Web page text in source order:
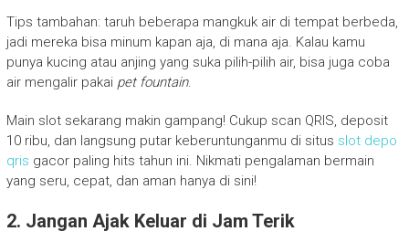
Tips tambahan: taruh beberapa mangkuk air di tempat berbeda,
jadi mereka bisa minum kapan aja, di mana aja. Kalau kamu
punya kucing atau anjing yang suka pilih-pilih air, bisa juga coba
air mengalir pakai pet fountain.
Main slot sekarang makin gampang! Cukup scan QRIS, deposit
10 ribu, dan langsung putar keberuntunganmu di situs slot depo
qris gacor paling hits tahun ini. Nikmati pengalaman bermain
yang seru, cepat, dan aman hanya di sini!
2. Jangan Ajak Keluar di Jam Terik